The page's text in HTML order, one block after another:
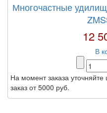
Многочастные
12
В
На момент заказа
заказ от 5000 руб.